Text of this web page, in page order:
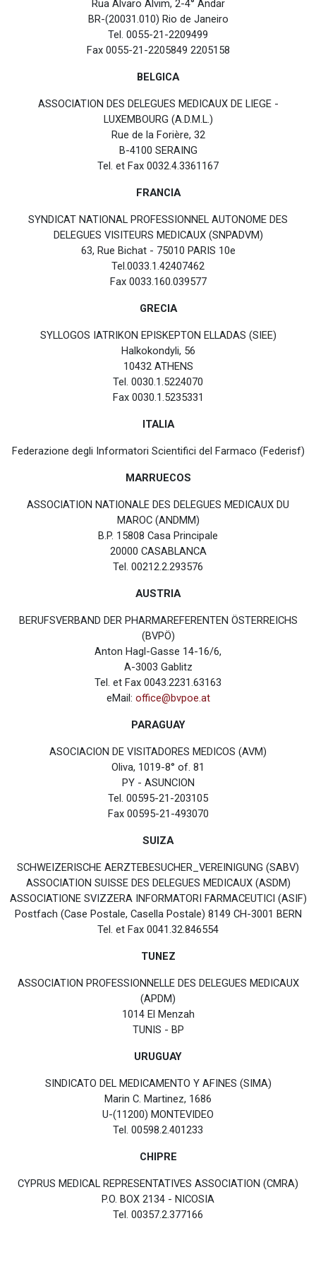
Rua Alvaro Alvim, 2-4° Andar
BR-(20031.010) Rio de Janeiro
Tel. 0055-21-2209499
Fax 0055-21-2205849 2205158
BELGICA
ASSOCIATION DES DELEGUES MEDICAUX DE LIEGE -
LUXEMBOURG (A.D.M.L.)
Rue de la Forière, 32
B-4100 SERAING
Tel. et Fax 0032.4.3361167
FRANCIA
SYNDICAT NATIONAL PROFESSIONNEL AUTONOME DES
DELEGUES VISITEURS MEDICAUX (SNPADVM)
63, Rue Bichat - 75010 PARIS 10e
Tel.0033.1.42407462
Fax 0033.160.039577
GRECIA
SYLLOGOS IATRIKON EPISKEPTON ELLADAS (SIEE)
Halkokondyli, 56
10432 ATHENS
Tel. 0030.1.5224070
Fax 0030.1.5235331
ITALIA
Federazione degli Informatori Scientifici del Farmaco (Federisf)
MARRUECOS
ASSOCIATION NATIONALE DES DELEGUES MEDICAUX DU
MAROC (ANDMM)
B.P. 15808 Casa Principale
20000 CASABLANCA
Tel. 00212.2.293576
AUSTRIA
BERUFSVERBAND DER PHARMAREFERENTEN ÖSTERREICHS
(BVPÖ)
Anton Hagl-Gasse 14-16/6,
A-3003 Gablitz
Tel. et Fax 0043.2231.63163
eMail: office@bvpoe.at
PARAGUAY
ASOCIACION DE VISITADORES MEDICOS (AVM)
Oliva, 1019-8° of. 81
PY - ASUNCION
Tel. 00595-21-203105
Fax 00595-21-493070
SUIZA
SCHWEIZERISCHE AERZTEBESUCHER_VEREINIGUNG (SABV)
ASSOCIATION SUISSE DES DELEGUES MEDICAUX (ASDM)
ASSOCIATIONE SVIZZERA INFORMATORI FARMACEUTICI (ASIF)
Postfach (Case Postale, Casella Postale) 8149 CH-3001 BERN
Tel. et Fax 0041.32.846554
TUNEZ
ASSOCIATION PROFESSIONNELLE DES DELEGUES MEDICAUX
(APDM)
1014 El Menzah
TUNIS - BP
URUGUAY
SINDICATO DEL MEDICAMENTO Y AFINES (SIMA)
Marin C. Martinez, 1686
U-(11200) MONTEVIDEO
Tel. 00598.2.401233
CHIPRE
CYPRUS MEDICAL REPRESENTATIVES ASSOCIATION (CMRA)
P.O. BOX 2134 - NICOSIA
Tel. 00357.2.377166